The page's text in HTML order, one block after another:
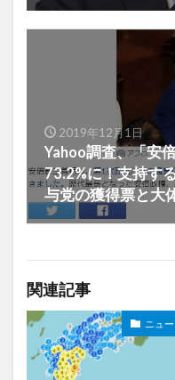
2019年12月1日
Yahoo調査、「安
73.2%に！支持
与党の獲得票と大
関連記事
ニュー